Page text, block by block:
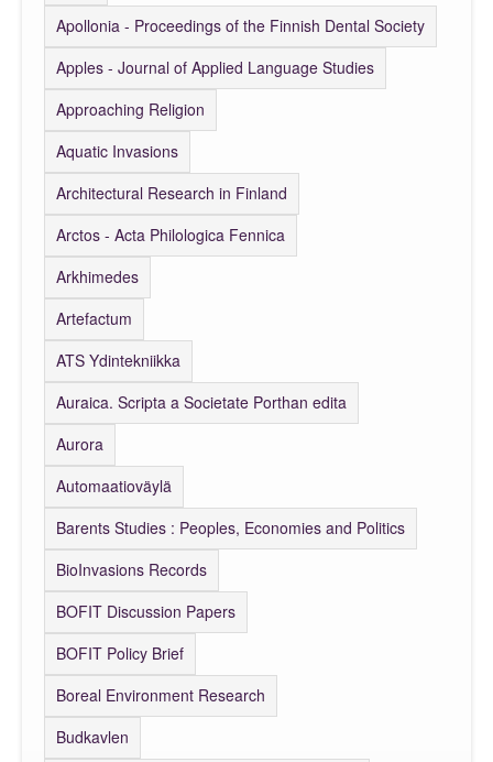
Apollonia - Proceedings of the Finnish Dental Society
Apples - Journal of Applied Language Studies
Approaching Religion
Aquatic Invasions
Architectural Research in Finland
Arctos - Acta Philologica Fennica
Arkhimedes
Artefactum
ATS Ydintekniikka
Auraica. Scripta a Societate Porthan edita
Aurora
Automaatioväylä
Barents Studies : Peoples, Economies and Politics
BioInvasions Records
BOFIT Discussion Papers
BOFIT Policy Brief
Boreal Environment Research
Budkavlen